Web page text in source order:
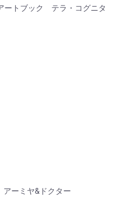
ートブック　テラ・コグニタ
ーミヤ&ドクター